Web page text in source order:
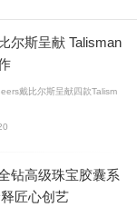
尔斯呈献 Talisman
戴比尔斯呈献四款Talism
钻高级珠宝胶囊系
匠心创艺